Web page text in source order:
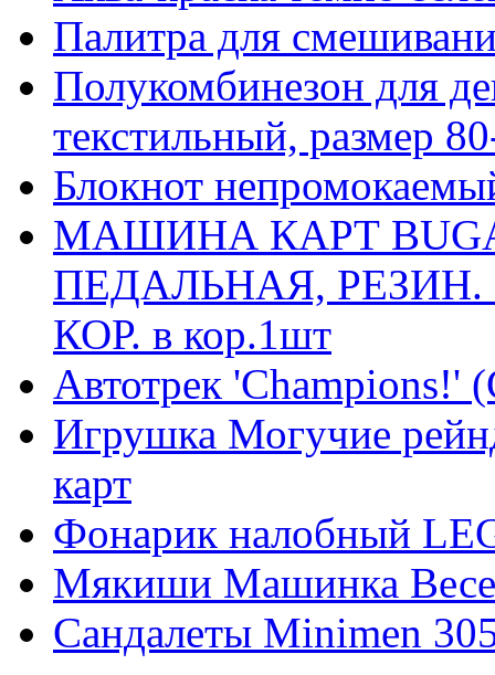
Палитра для
Полукомбинезон для
текстильный, размер
Блокнот
МАШИНА КАРТ
ПЕДАЛЬНАЯ,
КОР. в кор.1шт
Автотрек 'Champions!'
Игрушка Могучие
карт
Фонарик налобный
Мякиши Машинка
Сандалеты Minimen